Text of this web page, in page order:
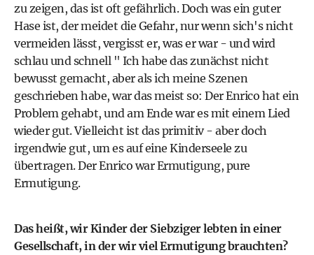
zu zeigen, das ist oft gefährlich. Doch was ein guter
Hase ist, der meidet die Gefahr, nur wenn sich's nicht
vermeiden lässt, vergisst er, was er war - und wird
schlau und schnell " Ich habe das zunächst nicht
bewusst gemacht, aber als ich meine Szenen
geschrieben habe, war das meist so: Der Enrico hat ein
Problem gehabt, und am Ende war es mit einem Lied
wieder gut. Vielleicht ist das primitiv - aber doch
irgendwie gut, um es auf eine Kinderseele zu
übertragen. Der Enrico war Ermutigung, pure
Ermutigung.
Das heißt, wir Kinder der Siebziger lebten in einer
Gesellschaft, in der wir viel Ermutigung brauchten?